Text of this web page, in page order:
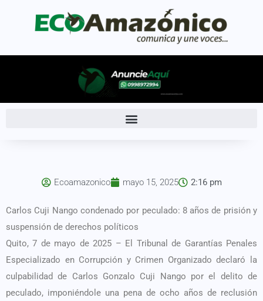
Ecoamazonico mayo 15, 2025 2:16 pm
Carlos Cuji Nango condenado por peculado: 8 años de prisión y
suspensión de derechos políticos
Quito, 7 de mayo de 2025 – El Tribunal de Garantías Penales
Especializado en Corrupción y Crimen Organizado declaró la
culpabilidad de Carlos Gonzalo Cuji Nango por el delito de
peculado, imponiéndole una pena de ocho años de reclusión